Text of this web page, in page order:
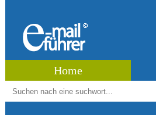
Home